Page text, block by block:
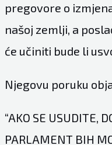
pregovore o
našoj zemlji, a
će učiniti bude li
Njegovu poruku
“AKO SE USUDITE,
PARLAMENT BIH